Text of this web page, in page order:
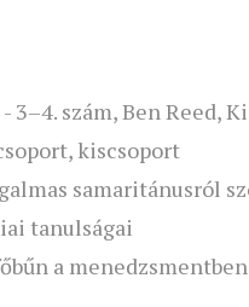
3–4. szám,Ben Reed,
, kiscsoport
samaritánusról
tanulságai
a menedzsmentben